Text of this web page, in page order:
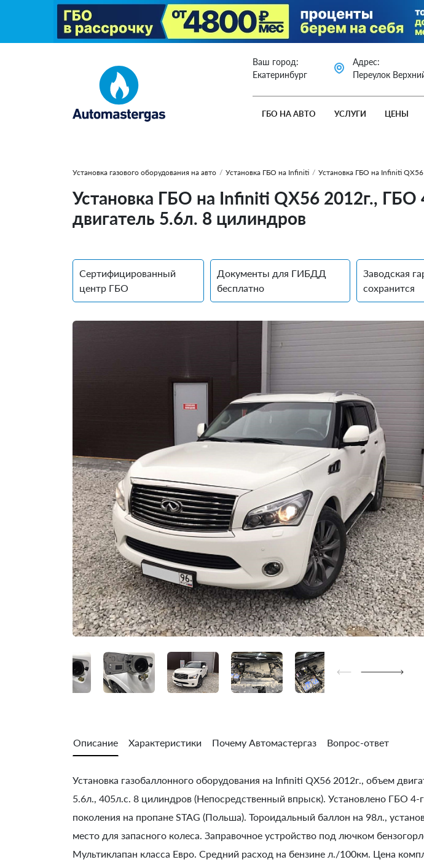
Ваш город:
Екатеринбург
Адрес:
Переулок
ГБО НА АВТО УСЛУГИ ЦЕНЫ
Установка газового оборудования на авто / Установка ГБО на Infiniti / Установка ГБО на Infiniti QX56
Установка ГБО на Infiniti QХ56 2012г., ГБО
двигатель 5.6л. 8 цилиндров
Сертифицированный
центр ГБО
Документы для ГИБДД
бесплатно
Заводская
сохранится
Описание Характеристики Почему Автомастергаз Вопрос-ответ
Установка газобаллонного оборудования на Infiniti QХ56 2012г., объем
5.6л., 405л.с. 8 цилиндров (Непосредственный впрыск). Установлено ГБО 4-
поколения на пропане STAG (Польша). Тороидальный баллон на 98л.,
место для запасного колеса. Заправочное устройство под лючком
Мультиклапан класса Евро. Средний расход на бензине л./100км. Цена